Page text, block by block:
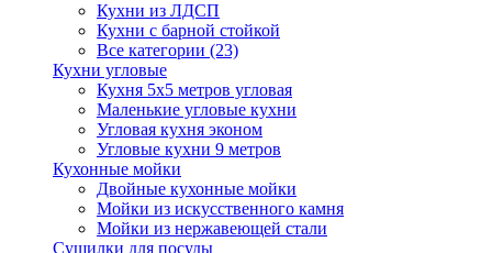
Кухни из ЛДСП
Кухни с барной стойкой
Все категории (23)
Кухни угловые
Кухня 5х5 метров угловая
Маленькие угловые кухни
Угловая кухня эконом
Угловые кухни 9 метров
Кухонные мойки
Двойные кухонные мойки
Мойки из искусственного камня
Мойки из нержавеющей стали
Сушилки для посуды